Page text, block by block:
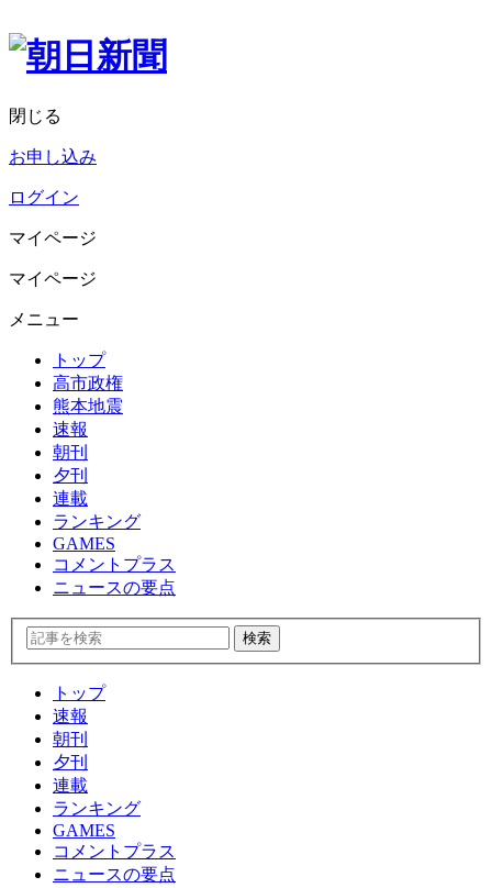
閉じる
お申し込み
ログイン
マイページ
マイページ
メニュー
トップ
高市政権
熊本地震
速報
朝刊
夕刊
連載
ランキング
GAMES
コメントプラス
ニュースの要点
トップ
速報
朝刊
夕刊
連載
ランキング
GAMES
コメントプラス
ニュースの要点